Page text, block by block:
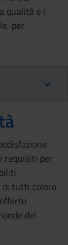
qualità e i
per
requisiti per
di tutti coloro
del